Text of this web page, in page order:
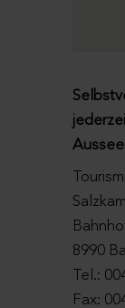
8990
Tel.:
Fax: